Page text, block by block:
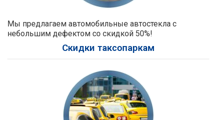
Мы предлагаем автомобильные автостекла с
небольшим дефектом со скидкой 50%!
Скидки таксопаркам